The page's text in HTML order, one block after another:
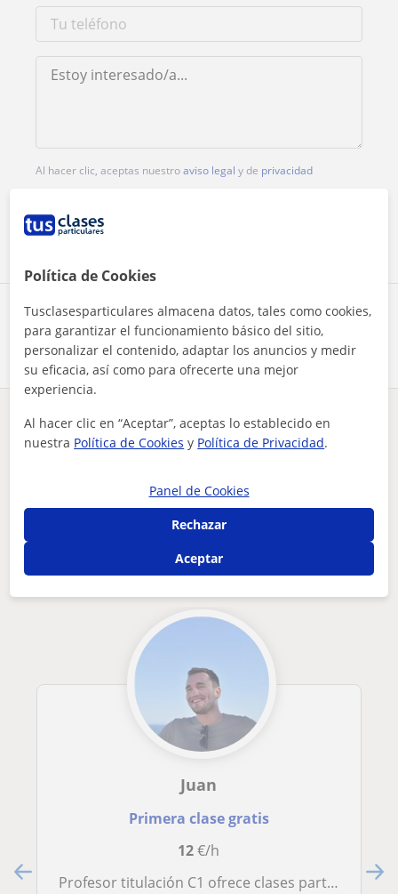
Comparte a este profesor
Al hacer clic, aceptas nuestroaviso legal y de privacidad
¿Hay algún error en este perfil?Cuéntanos
profesora de inglés con nivel b2 certificado por oxford
Otros profesores de Inglés en Toledo que
pueden interesarte
Juan
Primera clase gratis
12€/h
Profesor titulación C1 ofrece clases particulares de inglés en verano
Política de Cookies
Tusclasesparticulares almacena datos, tales como cookies,
para garantizar el funcionamiento básico del sitio,
personalizar el contenido, adaptar los anuncios y medir
su eficacia, así como para ofrecerte una mejor
experiencia.
Al hacer clic en “Aceptar”, aceptas lo establecido en
nuestra Política de Cookies y Política de Privacidad.
Panel de Cookies
Rechazar
Aceptar